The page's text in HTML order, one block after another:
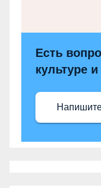
Есть
культуре